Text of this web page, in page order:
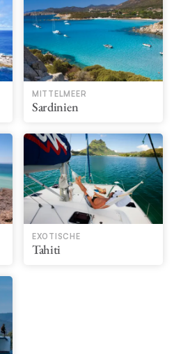
MITTELMEER
Sardinien
EXOTISCHE
Tahiti